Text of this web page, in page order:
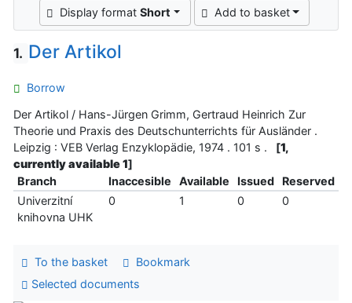
Display formatShort Add to basket
1. Der Artikol
Borrow
Der Artikol / Hans-Jürgen Grimm, Gertraud Heinrich Zur
Theorie und Praxis des Deutschunterrichts für Ausländer .
Leipzig : VEB Verlag Enzyklopädie, 1974 . 101 s .
[1,
currently available 1]
Branch
Inaccesible Available Issued
Reserved
Univerzitní
knihovna UHK
0 1 0 0
To the basket
Bookmark
Selected documents